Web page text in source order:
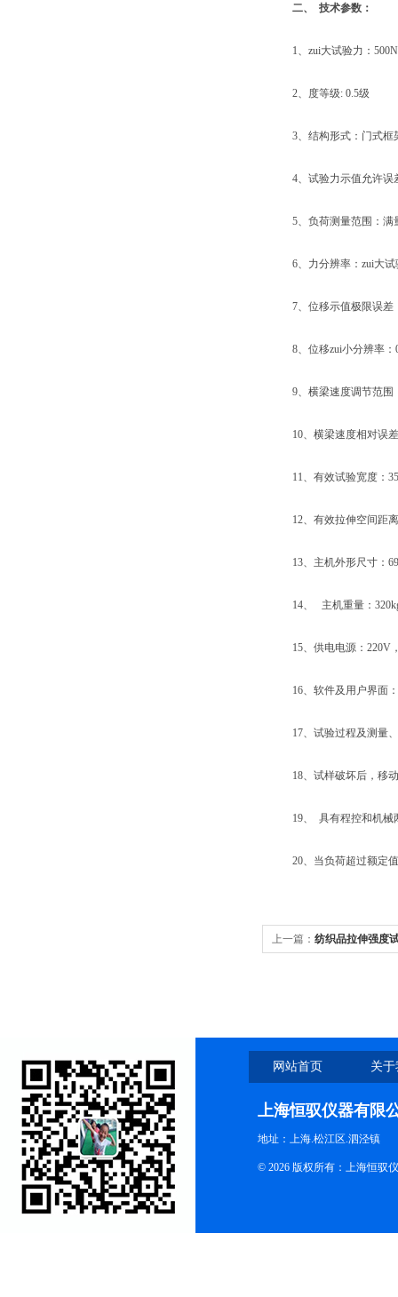
二、 技术参数：
1、zui大试验力：500N
2、度等级: 0.5级
3、结构形式：门式框
4、试验力示值允许误
5、负荷测量范围：满
6、力分辨率：zui大试
7、位移示值极限误差
8、位移zui小分辨率：
9、横梁速度调节范围：
10、横梁速度相对误差
11、有效试验宽度：
12、有效拉伸空间距离
13、主机外形尺寸：
14、 主机重量：
15、供电电源：220V，
16、软件及用户界面：
17、试验过程及测量、
18、试样破坏后，移动
19、 具有程控和机械
20、当负荷超过额定值
上一篇： 纺织品拉伸强度
网站首页 关
上海恒驭仪器有限
地址：上海.松江区.泗泾镇
© 2026 版权所有：上海恒驭